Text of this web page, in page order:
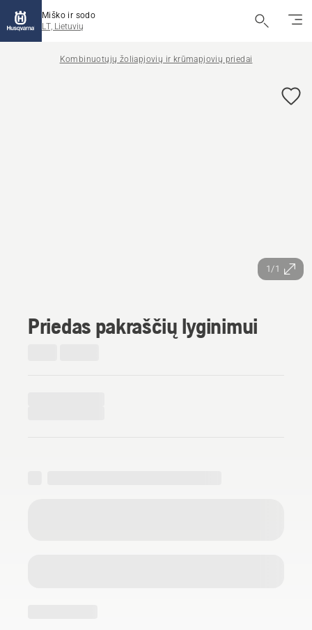
Miško ir sodo
LT, Lietuvių
Kombinuotųjų žoliapjovių ir krūmapjovių priedai
1/1
Priedas pakraščių lyginimui